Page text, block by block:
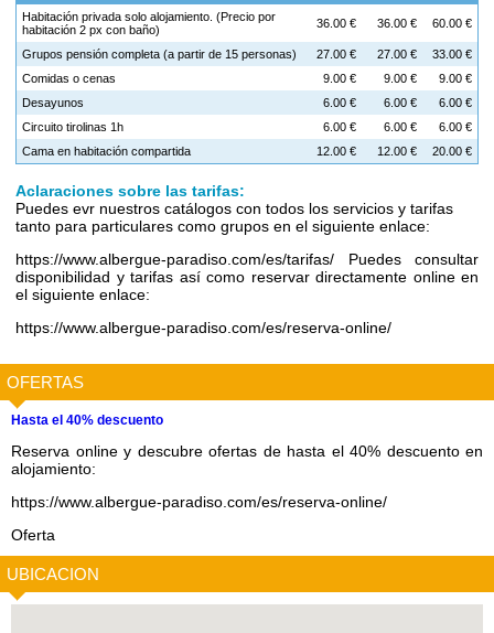
Habitación privada solo alojamiento. (Precio por
habitación 2 px con baño)
36.00 € 36.00 € 60.00 €
Grupos pensión completa (a partir de 15 personas) 27.00 € 27.00 €
33.00 €
Comidas o cenas
9.00 € 9.00 €
9.00 €
Desayunos
6.00 € 6.00 €
6.00 €
Circuito tirolinas 1h
6.00 € 6.00 €
6.00 €
Cama en habitación compartida
12.00 € 12.00 € 20.00 €
Aclaraciones sobre las tarifas:
Puedes evr nuestros catálogos con todos los servicios y tarifas
tanto para particulares como grupos en el siguiente enlace:
https://www.albergue-paradiso.com/es/tarifas/ Puedes consultar
disponibilidad y tarifas así como reservar directamente online en
el siguiente enlace:
https://www.albergue-paradiso.com/es/reserva-online/
OFERTAS
Hasta el 40% descuento
Reserva online y descubre ofertas de hasta el 40% descuento en
alojamiento:
https://www.albergue-paradiso.com/es/reserva-online/
Oferta
UBICACION